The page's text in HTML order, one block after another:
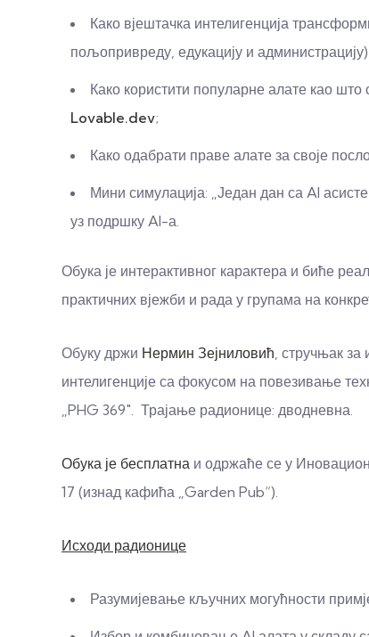
Како вјештачка интелигенција
пољопривреду, едукацију и
Како користити популарне алате као што
Lovable.dev;
Како одабрати праве алате за своје
Мини симулација: „Један дан са AI
уз подршку AI-а.
Обука је интерактивног карактера и биће
практичних вјежби и рада у групама на
Обуку држи Нермин Зејниловић, стручњак за
интелигенције са фокусом на повезивање
„PHG 369″. Трајање радионице: дводневна.
Обука је бесплатна и одржаће се у
17 (изнад кафића „Garden Pub“).
Исходи радионице
Разумијевање кључних могућности